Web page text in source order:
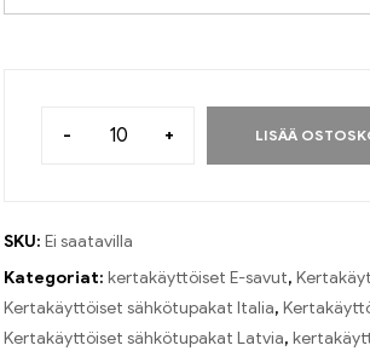
- + LISÄÄ
SKU: Ei saatavilla
Kategoriat: kertakäyttöiset E-savut,
Kertakäyttöiset sähkötupakat Italia,
Kertakäyttöiset sähkötupakat Latvia,